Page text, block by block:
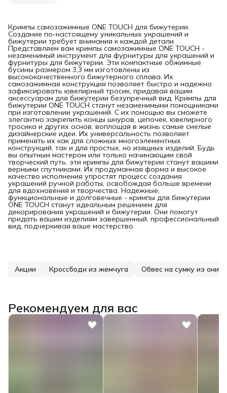
Кримпы самозажимные ONE TOUCH для бижутерии.
Создание по-настоящему уникальных украшений и
бижутерии требует внимания к каждой детали.
Представляем вам кримпы самозажимные ONE TOUCH -
незаменимый инструмент для фурнитуры для украшений и
фурнитуры для бижутерии. Эти компактные обжимные
бусины размером 3,3 мм изготовлены из
высококачественного бижутерного сплава. Их
самозажимная конструкция позволяет быстро и надежно
зафиксировать ювелирный тросик, придавая вашим
аксессуарам для бижутерии безупречный вид. Кримпы для
бижутерии ONE TOUCH станут незаменимыми помощниками
при изготовлении украшений. С их помощью вы сможете
элегантно закрепить концы шнуров, цепочек, ювелирного
тросика и других основ, воплощая в жизнь самые смелые
дизайнерские идеи. Их универсальность позволяет
применять их как для сложных многоэлементных
конструкций, так и для простых, но изящных изделий. Будь
вы опытным мастером или только начинающим свой
творческий путь, эти кримпы для бижутерии станут вашими
верными спутниками. Их продуманная форма и высокое
качество исполнения упростят процесс создания
украшений ручной работы, освобождая больше времени
для вдохновения и творчества. Надежные,
функциональные и долговечные - кримпы для бижутерии
ONE TOUCH станут идеальным решением для
декорирования украшений и бижутерии. Они помогут
придать вашим изделиям завершенный, профессиональный
вид, подчеркивая ваше мастерство.
Акции Кроссбоди из жемчуга Обвес на сумку из
Рекомендуем для вас